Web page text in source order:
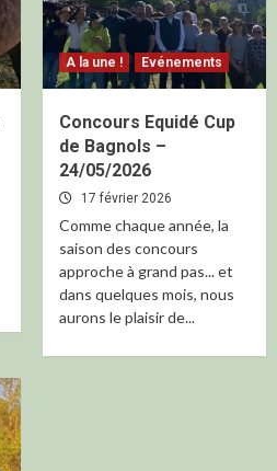
A la une ! Evénements
Concours Equidé Cup
de Bagnols –
24/05/2026
17 février 2026
Comme chaque année, la
saison des concours
approche à grand pas... et
dans quelques mois, nous
aurons le plaisir de...